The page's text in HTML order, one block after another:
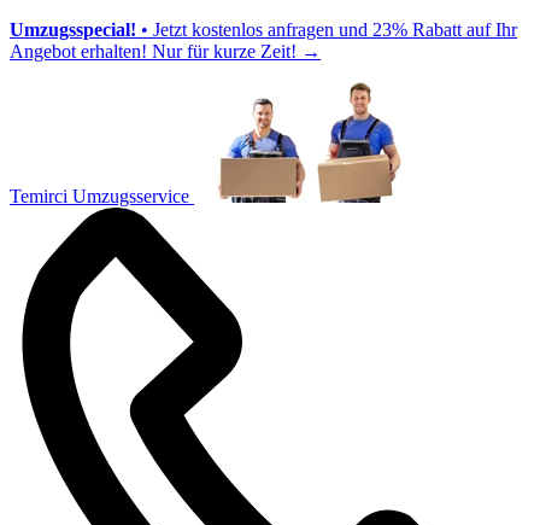
Umzugsspecial! • Jetzt kostenlos anfragen und 23% Rabatt auf Ihr
Angebot erhalten! Nur für kurze Zeit! →
Temirci Umzugsservice